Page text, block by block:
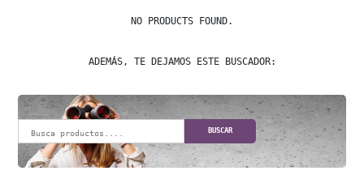
NO PRODUCTS FOUND.
ADEMÁS, TE DEJAMOS ESTE BUSCADOR:
BUSCAR